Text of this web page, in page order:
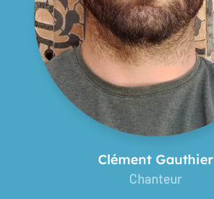
Clément Gauthier
Chanteur